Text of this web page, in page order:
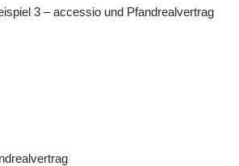
3 – accessio und Pfandrealvertrag